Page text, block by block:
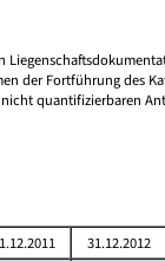
der Fortführung des
quantifizierbaren
31.12.2012